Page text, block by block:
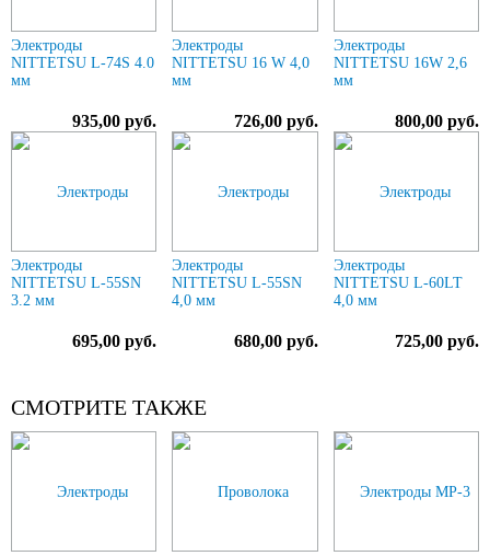
Электроды
NITTETSU L-74S 4.0
мм
935,00 руб.
Электроды
NITTETSU 16 W 4,0
мм
726,00 руб.
Электроды
NITTETSU 16W 2,6
мм
800,00 руб.
Электроды
NITTETSU L-55SN
3.2 мм
695,00 руб.
Электроды
NITTETSU L-55SN
4,0 мм
680,00 руб.
Электроды
NITTETSU L-60LT
4,0 мм
725,00 руб.
СМОТРИТЕ ТАКЖЕ